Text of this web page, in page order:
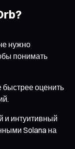
нужно
понимать
быстрее оценить
и интуитивный
Solana на